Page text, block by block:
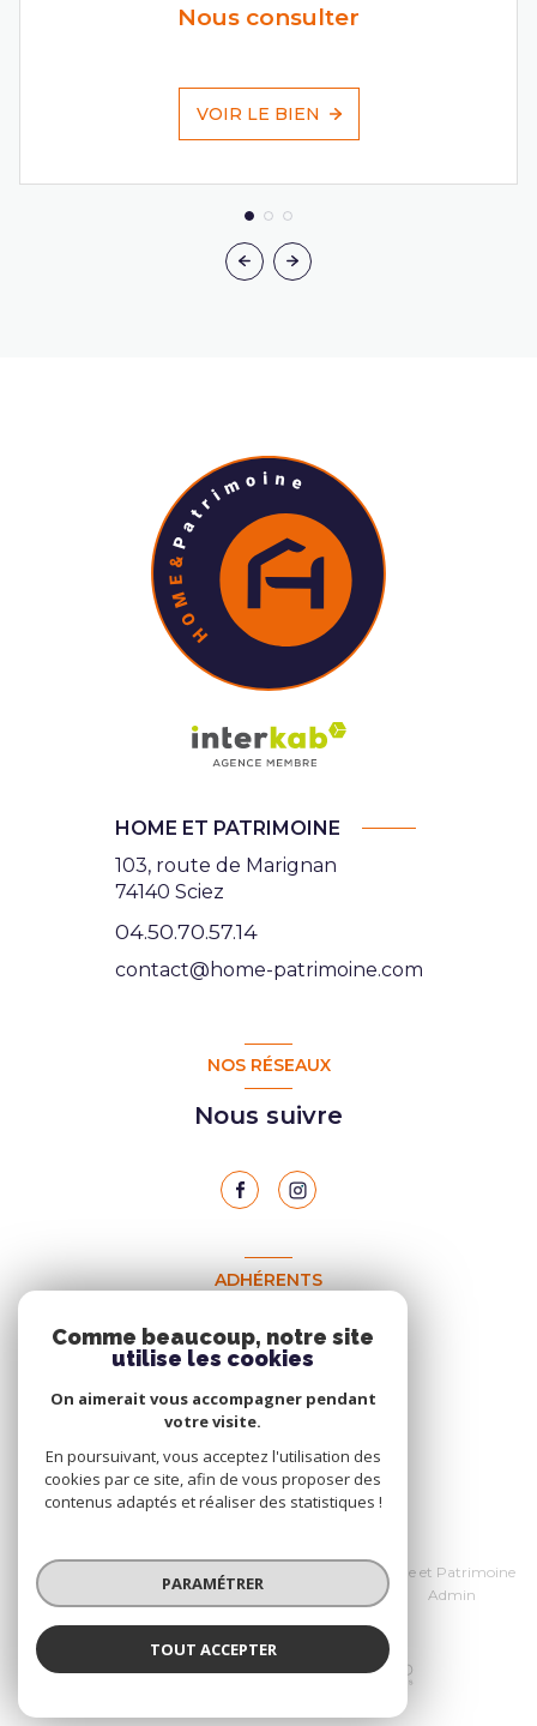
Nous consulter
VOIR LE BIEN
HOME ET PATRIMOINE
103, route de Marignan
74140 Sciez
04.50.70.57.14
contact@home-patrimoine.com
NOS RÉSEAUX
Nous suivre
ADHÉRENTS
Nous adhérons
Données personnelles Home et Patrimoine
Nos partenaires
Admin
Réalisé par :
Comme beaucoup, notre site
utilise les cookies
On aimerait vous accompagner pendant
votre visite.
En poursuivant, vous acceptez l'utilisation des
cookies par ce site, afin de vous proposer des
contenus adaptés et réaliser des statistiques !
PARAMÉTRER
TOUT ACCEPTER